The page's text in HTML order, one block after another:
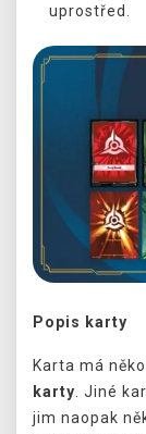
uprostřed.
Popis karty
Karta má
karty . Jiné
jim naopak